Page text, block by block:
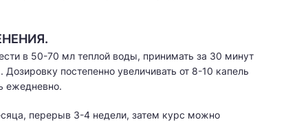
в 50-70 мл теплой воды, принимать за 30 минут
постепенно увеличивать от 8-10 капель
ежедневно.
перерыв 3-4 недели, затем курс можно